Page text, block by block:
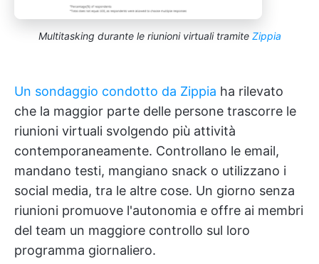
Multitasking durante le riunioni virtuali tramite Zippia
Un sondaggio condotto da Zippia ha rilevato
che la maggior parte delle persone trascorre le
riunioni virtuali svolgendo più attività
contemporaneamente. Controllano le email,
mandano testi, mangiano snack o utilizzano i
social media, tra le altre cose. Un giorno senza
riunioni promuove l'autonomia e offre ai membri
del team un maggiore controllo sul loro
programma giornaliero.